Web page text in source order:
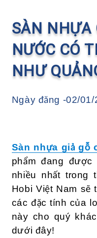
SÀN NHỰA
NƯỚC CÓ
NHƯ
Ngày đăng -02/01/
Sàn nhựa giả gỗ
phẩm đang
nhiều nhất trong
Hobi Việt Nam sẽ
các đặc tính của
này cho quý
dưới đây!